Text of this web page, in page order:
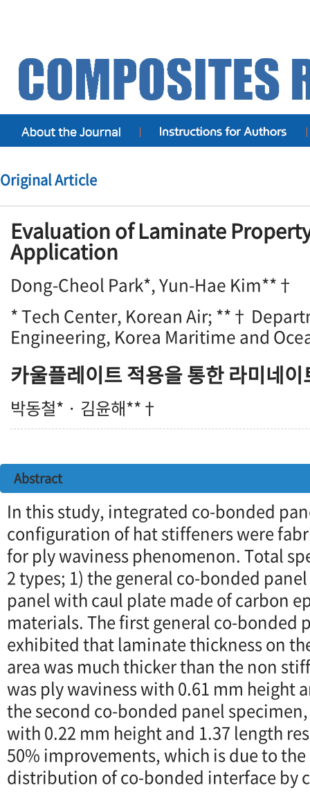
Original Article
Evaluation of Laminate
Application
Dong-Cheol Park*, Yun-Hae Kim**†
* Tech Center, Korean Air; **†
Engineering, Korea Maritime and
카울플레이트 적용을 통한 라미네
박동철* · 김윤해**†
Abstract
In this study, integrated co-bonded
configuration of hat stiffeners were
for ply waviness phenomenon. Total
2 types; 1) the general co-bonded
panel with caul plate made of carbon
materials. The first general co-bonded
exhibited that laminate thickness on
area was much thicker than the non
was ply waviness with 0.61 mm height
the second co-bonded panel
with 0.22 mm height and 1.37 length
50% improvements, which is due to
distribution of co-bonded interface by